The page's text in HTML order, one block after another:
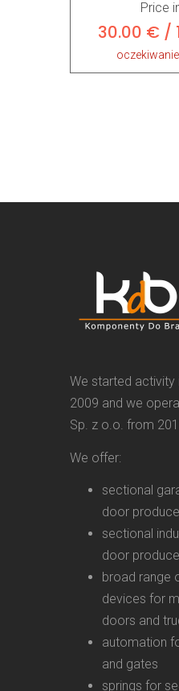
Price
30.00 € /
We started activity
2009 and we
Sp. z o.o. from
We offer:
sectional
door
sectional
door
broad range
devices for
doors and
automation
and gates
springs for